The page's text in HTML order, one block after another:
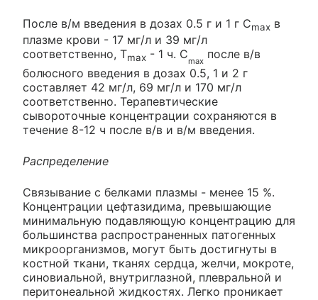
После в/м введения в дозах 0.5 г и 1 г Cmax в
плазме крови - 17 мг/л и 39 мг/л
соответственно, Тmax - 1 ч. Сmax после в/в
болюсного введения в дозах 0.5, 1 и 2 г
составляет 42 мг/л, 69 мг/л и 170 мг/л
соответственно. Терапевтические
сывороточные концентрации сохраняются в
течение 8-12 ч после в/в и в/м введения.
Распределение
Связывание с белками плазмы - менее 15 %.
Концентрации цефтазидима, превышающие
минимальную подавляющую концентрацию для
большинства распространенных патогенных
микроорганизмов, могут быть достигнуты в
костной ткани, тканях сердца, желчи, мокроте,
синовиальной, внутриглазной, плевральной и
перитонеальной жидкостях. Легко проникает